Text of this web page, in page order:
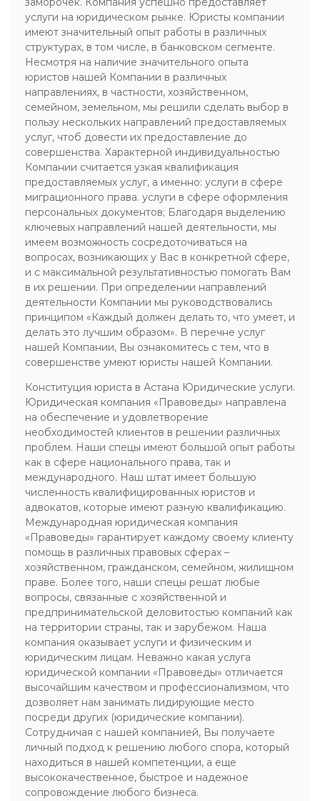
услуги на юридическом рынке. Юристы компании
имеют значительный опыт работы в различных
структурах, в том числе, в банковском сегменте.
Несмотря на наличие значительного опыта
юристов нашей Компании в различных
направлениях, в частности, хозяйственном,
семейном, земельном, мы решили сделать выбор в
пользу нескольких направлений предоставляемых
услуг, чтоб довести их предоставление до
совершенства. Характерной индивидуальностью
Компании считается узкая квалификация
предоставляемых услуг, а именно: услуги в сфере
миграционного права. услуги в сфере оформления
персональных документов; Благодаря выделению
ключевых направлений нашей деятельности, мы
имеем возможность сосредоточиваться на
вопросах, возникающих у Вас в конкретной сфере,
и с максимальной результативностью помогать Вам
в их решении. При определении направлений
деятельности Компании мы руководствовались
принципом «Каждый должен делать то, что умеет, и
делать это лучшим образом». В перечне услуг
нашей Компании, Вы ознакомитесь с тем, что в
совершенстве умеют юристы нашей Компании.
Конституция юриста в Астана Юридические услуги.
Юридическая компания «Правоведы» направлена
на обеспечение и удовлетворение
необходимостей клиентов в решении различных
проблем. Наши спецы имеют большой опыт работы
как в сфере национального права, так и
международного. Наш штат имеет большую
численность квалифицированных юристов и
адвокатов, которые имеют разную квалификацию.
Международная юридическая компания
«Правоведы» гарантирует каждому своему клиенту
помощь в различных правовых сферах –
хозяйственном, гражданском, семейном, жилищном
праве. Более того, наши спецы решат любые
вопросы, связанные с хозяйственной и
предпринимательской деловитостью компаний как
на территории страны, так и зарубежом. Наша
компания оказывает услуги и физическим и
юридическим лицам. Неважно какая услуга
юридической компании «Правоведы» отличается
высочайшим качеством и профессионализмом, что
дозволяет нам занимать лидирующие место
посреди других (юридические компании).
Сотрудничая с нашей компанией, Вы получаете
личный подход к решению любого спора, который
находиться в нашей компетенции, а еще
высококачественное, быстрое и надежное
сопровождение любого бизнеса.